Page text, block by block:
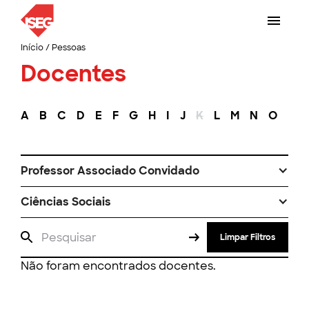
Início/ Pessoas
Docentes
A B C D E F G H I J K L M N O
Professor Associado Convidado
Ciências Sociais
Limpar Filtros
Não foram encontrados docentes.